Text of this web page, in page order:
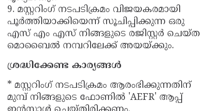
9. മസ്റ്ററിംഗ് നടപടിക്രമം വിജയകരമായി
പൂർത്തിയാക്കിയെന്ന് സൂചിപ്പിക്കുന്ന ഒരു
എസ് എം എസ് നിങ്ങളുടെ രജിസ്റ്റർ ചെയ്ത
മൊബൈൽ നമ്പറിലേക്ക് അയയ്ക്കും.
ശ്രദ്ധിക്കേണ്ട കാര്യങ്ങൾ
* മസ്റ്ററിംഗ് നടപടിക്രമം ആരംഭിക്കുന്നതിന്
മുമ്പ് നിങ്ങളുടെ ഫോണിൽ 'AEFR' ആപ്പ്